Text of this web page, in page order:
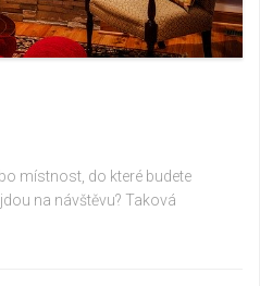
místnost, do které budete
na návštěvu? Taková